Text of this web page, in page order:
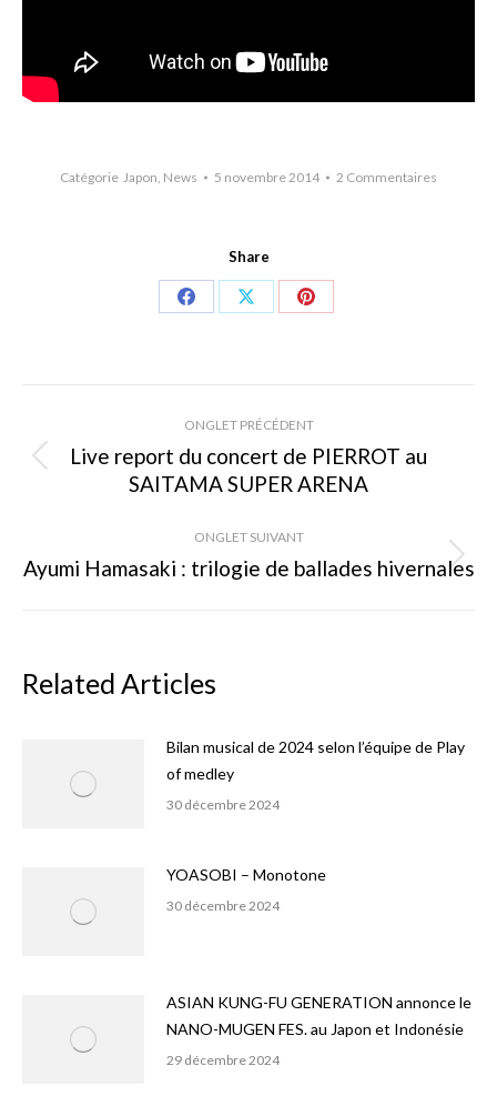
Catégorie Japon, News 5 novembre 2014 2 Commentaires
Share
Share
Share
Share
Navigation
de
commentaire
ONGLET PRÉCÉDENT
Onglet
précédent
Live report du concert de PIERROT au
SAITAMA SUPER ARENA
ONGLET SUIVANT
Onglet
Ayumi Hamasaki : trilogie de ballades hivernales
Related Articles
Bilan musical de 2024 selon l’équipe de Play
of medley
30 décembre 2024
YOASOBI – Monotone
30 décembre 2024
ASIAN KUNG-FU GENERATION annonce le
NANO-MUGEN FES. au Japon et Indonésie
29 décembre 2024